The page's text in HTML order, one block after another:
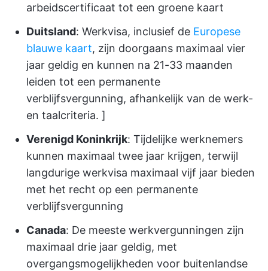
arbeidscertificaat tot een groene kaart
Duitsland: Werkvisa, inclusief de Europese
blauwe kaart, zijn doorgaans maximaal vier
jaar geldig en kunnen na 21-33 maanden
leiden tot een permanente
verblijfsvergunning, afhankelijk van de werk-
en taalcriteria. ]
Verenigd Koninkrijk: Tijdelijke werknemers
kunnen maximaal twee jaar krijgen, terwijl
langdurige werkvisa maximaal vijf jaar bieden
met het recht op een permanente
verblijfsvergunning
Canada: De meeste werkvergunningen zijn
maximaal drie jaar geldig, met
overgangsmogelijkheden voor buitenlandse